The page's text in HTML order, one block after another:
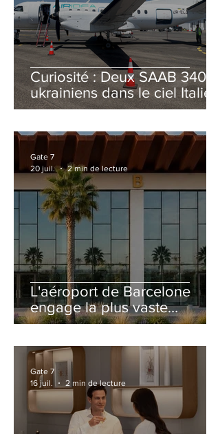
Curiosité : Deux SAAB 340B
ukrainiens dans le ciel Italien
cet été
L'aéroport de Barcelone
engage la plus vaste
rénovation de son Terminal
Gate 7
20 juil.
2 min de lecture
Gate 7
16 juil.
2 min de lecture